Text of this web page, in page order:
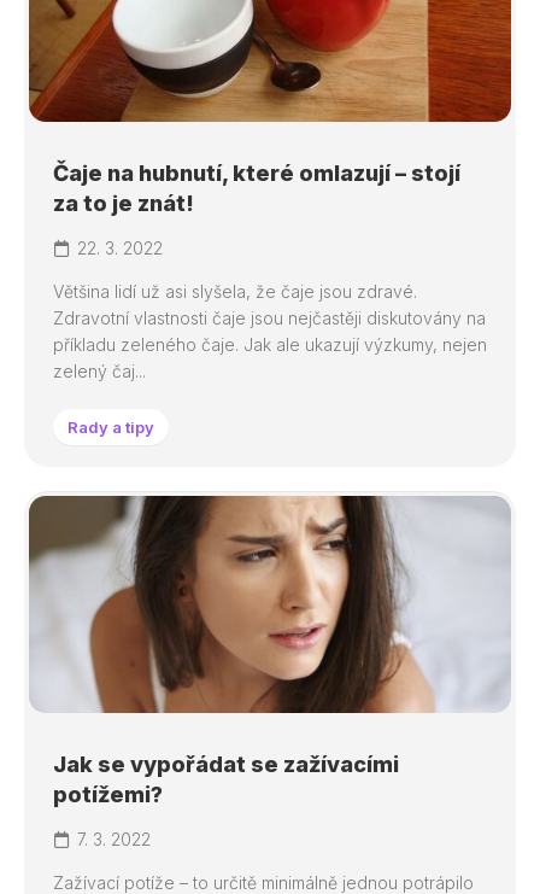
Čaje na hubnutí, které omlazují – stojí
za to je znát!
22. 3. 2022
Většina lidí už asi slyšela, že čaje jsou zdravé.
Zdravotní vlastnosti čaje jsou nejčastěji diskutovány na
příkladu zeleného čaje. Jak ale ukazují výzkumy, nejen
zelený čaj...
Rady a tipy
Jak se vypořádat se zažívacími
potížemi?
7. 3. 2022
Zažívací potíže – to určitě minimálně jednou potrápilo